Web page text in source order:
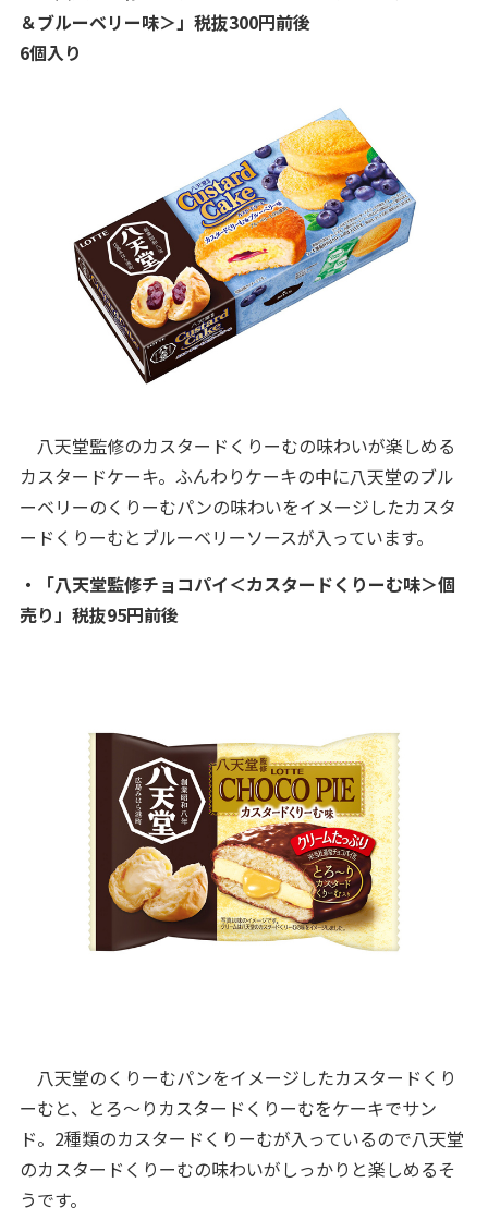
＆ブルーベリー味＞」税抜300円前後
6個入り
八天堂監修のカスタードくりーむの味わいが楽しめる
カスタードケーキ。ふんわりケーキの中に八天堂のブル
ーベリーのくりーむパンの味わいをイメージしたカスタ
ードくりーむとブルーベリーソースが入っています。
・「八天堂監修チョコパイ＜カスタードくりーむ味＞個
売り」税抜95円前後
八天堂のくりーむパンをイメージしたカスタードくり
ーむと、とろ～りカスタードくりーむをケーキでサン
ド。2種類のカスタードくりーむが入っているので八天堂
のカスタードくりーむの味わいがしっかりと楽しめるそ
うです。